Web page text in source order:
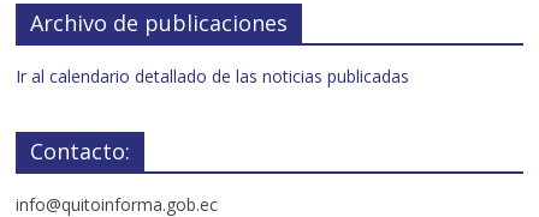
Archivo de publicaciones
Ir al calendario detallado de las noticias publicadas
Contacto:
info@quitoinforma.gob.ec